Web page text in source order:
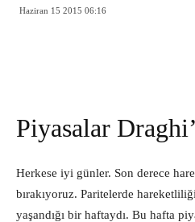
Haziran 15 2015 06:16
Piyasalar
Herkese iyi günler. Son derece
bırakıyoruz. Paritelerde
yaşandığı bir haftaydı. Bu hafta